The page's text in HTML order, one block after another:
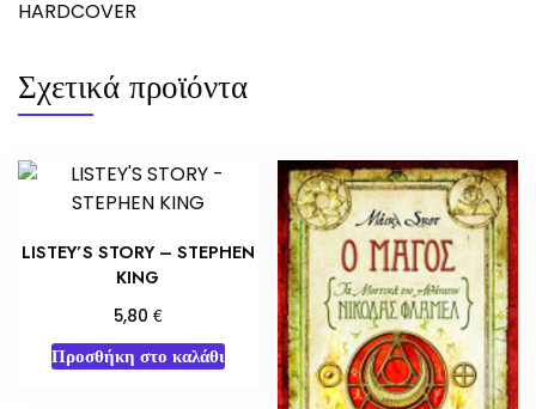
HARDCOVER
Σχετικά προϊόντα
LISTEY’S STORY – STEPHEN
KING
5,80 €
Προσθήκη στο καλάθι